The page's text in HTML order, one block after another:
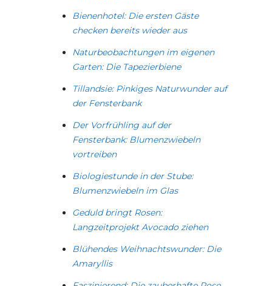
Bienenhotel: Die ersten Gäste
checken bereits wieder aus
Naturbeobachtungen im eigenen
Garten: Die Tapezierbiene
Tillandsie: Pinkiges Naturwunder auf
der Fensterbank
Der Vorfrühling auf der
Fensterbank: Blumenzwiebeln
vortreiben
Biologiestunde in der Stube:
Blumenzwiebeln im Glas
Geduld bringt Rosen:
Langzeitprojekt Avocado ziehen
Blühendes Weihnachtswunder: Die
Amaryllis